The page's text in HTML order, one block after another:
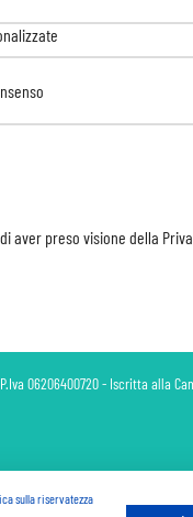
aver preso visione della
06206400720 - Iscritta alla
sulla riservatezza